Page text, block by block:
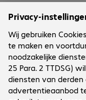
Onderneming